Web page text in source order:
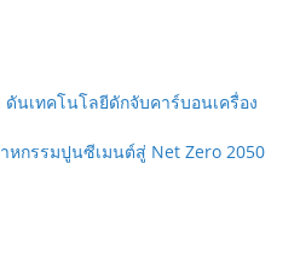
นเทคโนโลยีดักจับคาร์บอนเครื่อง
หกรรมปูนซีเมนต์สู่ Net Zero 2050